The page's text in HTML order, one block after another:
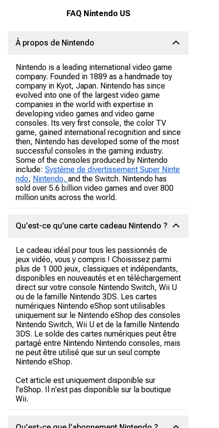
FAQ Nintendo US
À propos de Nintendo
Nintendo is a leading international video game
company. Founded in 1889 as a handmade toy
company in Kyot, Japan. Nintendo has since
evolved into one of the largest video game
companies in the world with expertise in
developing video games and video game
consoles. Its very first console, the color TV
game, gained international recognition and since
then, Nintendo has developed some of the most
successful consoles in the gaming industry.
Some of the consoles produced by Nintendo
include: Système de divertissement Super Ninte
ndo, Nintendo, and the Switch. Nintendo has
sold over 5.6 billion video games and over 800
million units across the world.
Qu'est-ce qu'une carte cadeau Nintendo ?
Le cadeau idéal pour tous les passionnés de
jeux vidéo, vous y compris ! Choisissez parmi
plus de 1 000 jeux, classiques et indépendants,
disponibles en nouveautés et en téléchargement
direct sur votre console Nintendo Switch, Wii U
ou de la famille Nintendo 3DS. Les cartes
numériques Nintendo eShop sont utilisables
uniquement sur le Nintendo eShop des consoles
Nintendo Switch, Wii U et de la famille Nintendo
3DS. Le solde des cartes numériques peut être
partagé entre Nintendo Nintendo consoles, mais
ne peut être utilisé que sur un seul compte
Nintendo eShop.
Cet article est uniquement disponible sur
l'eShop. Il n'est pas disponible sur la boutique
Wii.